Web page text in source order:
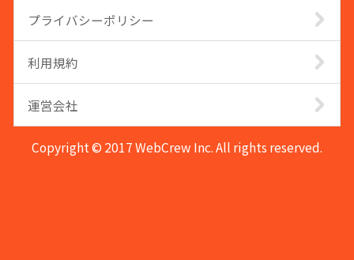
プライバシーポリシー
利用規約
運営会社
Copyright © 2017 WebCrew Inc. All rights reserved.